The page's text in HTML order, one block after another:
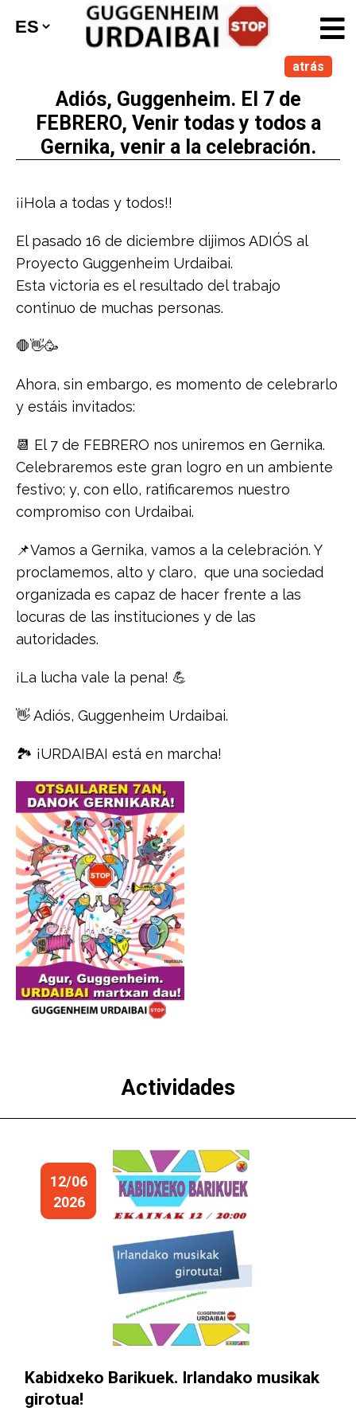
atrás
Adiós, Guggenheim. El 7 de
FEBRERO, Venir todas y todos a
Gernika, venir a la celebración.
¡¡Hola a todas y todos!!
El pasado 16 de diciembre dijimos ADIÓS al
Proyecto Guggenheim Urdaibai.
Esta victoria es el resultado del trabajo
continuo de muchas personas.
🛑👋🥳
Ahora, sin embargo, es momento de celebrarlo
y estáis invitados:
📆 El 7 de FEBRERO nos uniremos en Gernika.
Celebraremos este gran logro en un ambiente
festivo; y, con ello, ratificaremos nuestro
compromiso con Urdaibai.
📌Vamos a Gernika, vamos a la celebración. Y
proclamemos, alto y claro, que una sociedad
organizada es capaz de hacer frente a las
locuras de las instituciones y de las
autoridades.
¡La lucha vale la pena! 💪
👋 Adiós, Guggenheim Urdaibai.
🏞️ ¡URDAIBAI está en marcha!
Actividades
12/06
2026
Kabidxeko Barikuek. Irlandako musikak
girotua!